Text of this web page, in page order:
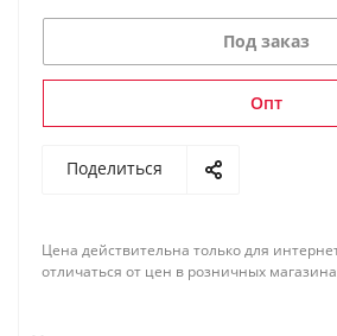
Под заказ
Опт
Поделиться
Цена действительна только для
отличаться от цен в розничных